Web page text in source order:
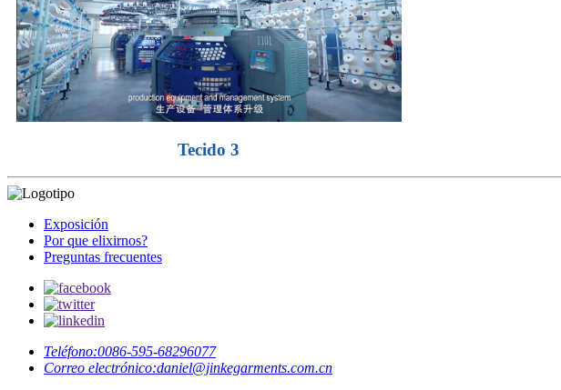
Tecido 3
Exposición
Por que elixirnos?
Preguntas frecuentes
Teléfono:0086-595-68296077
Correo electrónico:daniel@jinkegarments.com.cn